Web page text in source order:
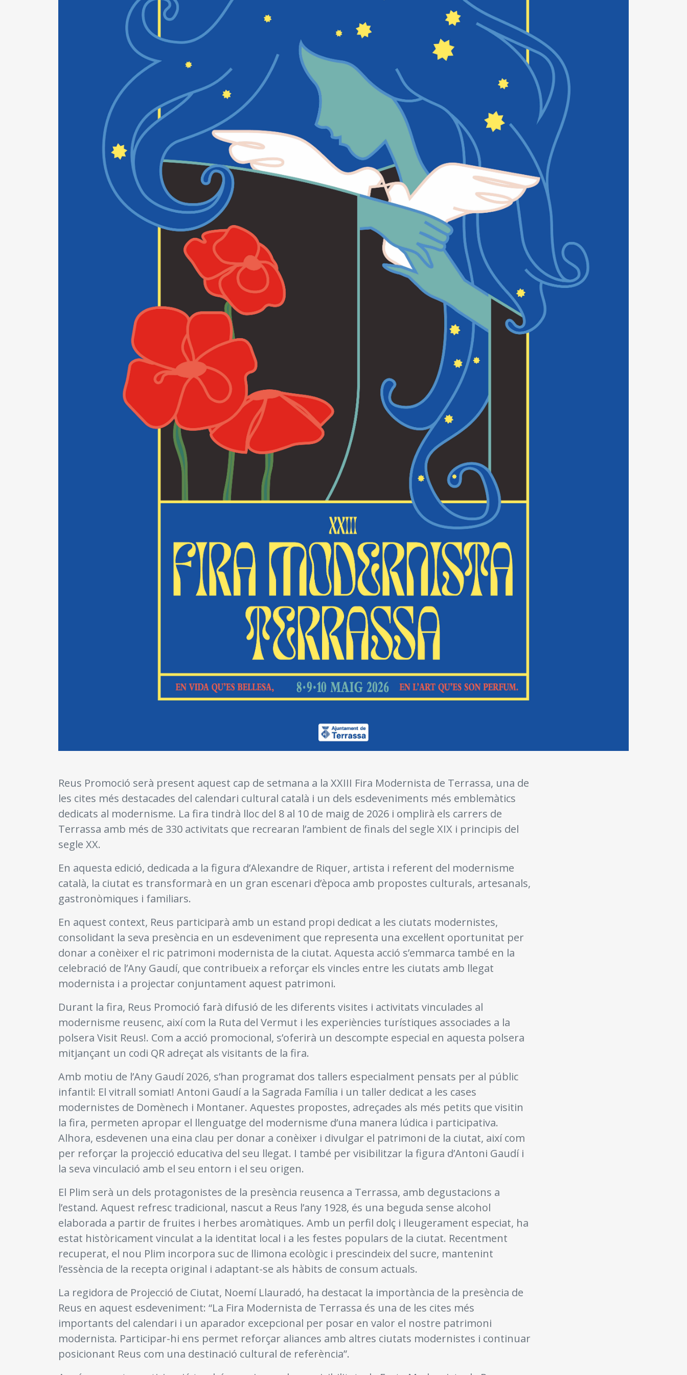
Reus Promoció serà present aquest cap de setmana a la XXIII Fira Modernista de Terrassa, una de
les cites més destacades del calendari cultural català i un dels esdeveniments més emblemàtics
dedicats al modernisme. La fira tindrà lloc del 8 al 10 de maig de 2026 i omplirà els carrers de
Terrassa amb més de 330 activitats que recrearan l’ambient de finals del segle XIX i principis del
segle XX.
En aquesta edició, dedicada a la figura d’Alexandre de Riquer, artista i referent del modernisme
català, la ciutat es transformarà en un gran escenari d’època amb propostes culturals, artesanals,
gastronòmiques i familiars.
En aquest context, Reus participarà amb un estand propi dedicat a les ciutats modernistes,
consolidant la seva presència en un esdeveniment que representa una excel·lent oportunitat per
donar a conèixer el ric patrimoni modernista de la ciutat. Aquesta acció s’emmarca també en la
celebració de l’Any Gaudí, que contribueix a reforçar els vincles entre les ciutats amb llegat
modernista i a projectar conjuntament aquest patrimoni.
Durant la fira, Reus Promoció farà difusió de les diferents visites i activitats vinculades al
modernisme reusenc, així com la Ruta del Vermut i les experiències turístiques associades a la
polsera Visit Reus!. Com a acció promocional, s’oferirà un descompte especial en aquesta polsera
mitjançant un codi QR adreçat als visitants de la fira.
Amb motiu de l’Any Gaudí 2026, s’han programat dos tallers especialment pensats per al públic
infantil: El vitrall somiat! Antoni Gaudí a la Sagrada Família i un taller dedicat a les cases
modernistes de Domènech i Montaner. Aquestes propostes, adreçades als més petits que visitin
la fira, permeten apropar el llenguatge del modernisme d’una manera lúdica i participativa.
Alhora, esdevenen una eina clau per donar a conèixer i divulgar el patrimoni de la ciutat, així com
per reforçar la projecció educativa del seu llegat. I també per visibilitzar la figura d’Antoni Gaudí i
la seva vinculació amb el seu entorn i el seu origen.
El Plim serà un dels protagonistes de la presència reusenca a Terrassa, amb degustacions a
l’estand. Aquest refresc tradicional, nascut a Reus l’any 1928, és una beguda sense alcohol
elaborada a partir de fruites i herbes aromàtiques. Amb un perfil dolç i lleugerament especiat, ha
estat històricament vinculat a la identitat local i a les festes populars de la ciutat. Recentment
recuperat, el nou Plim incorpora suc de llimona ecològic i prescindeix del sucre, mantenint
l’essència de la recepta original i adaptant-se als hàbits de consum actuals.
La regidora de Projecció de Ciutat, Noemí Llauradó, ha destacat la importància de la presència de
Reus en aquest esdeveniment: “La Fira Modernista de Terrassa és una de les cites més
importants del calendari i un aparador excepcional per posar en valor el nostre patrimoni
modernista. Participar-hi ens permet reforçar aliances amb altres ciutats modernistes i continuar
posicionant Reus com una destinació cultural de referència”.